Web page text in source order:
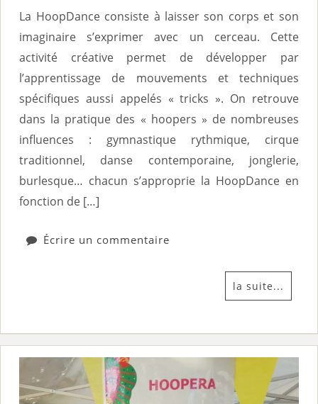
La HoopDance consiste à laisser son corps et son
imaginaire s’exprimer avec un cerceau. Cette
activité créative permet de développer par
l’apprentissage de mouvements et techniques
spécifiques aussi appelés « tricks ». On retrouve
dans la pratique des « hoopers » de nombreuses
influences : gymnastique rythmique, cirque
traditionnel, danse contemporaine, jonglerie,
burlesque… chacun s’approprie la HoopDance en
fonction de […]
Écrire un commentaire
la suite...